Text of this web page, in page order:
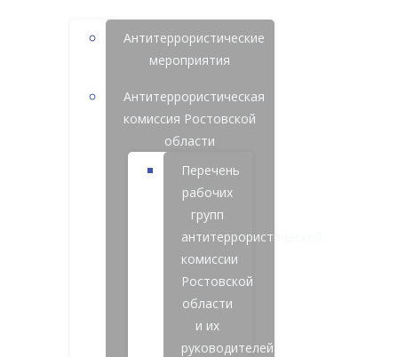
Антитеррористические
мероприятия
Антитеррористическая
комиссия Ростовской
области
Перечень
рабочих
групп
антитеррористической
комиссии
Ростовской
области
и их
руководителей